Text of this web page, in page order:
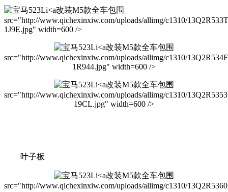
改装M5款全车包围
src="http://www.qichexinxiw.com/uploads/allimg/c1310/
1J9E.jpg" width=600 />
改装M5款全车包围
src="http://www.qichexinxiw.com/uploads/allimg/c1310/
1R944.jpg" width=600 />
改装M5款全车包围
src="http://www.qichexinxiw.com/uploads/allimg/c1310/
19CL.jpg" width=600 />
叶子板
改装M5款全车包围
src="http://www.qichexinxiw.com/uploads/allimg/c1310/